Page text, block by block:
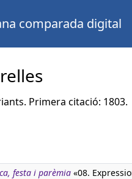
comparada digital
Primera citació: 1803.
festa i parèmia «08.